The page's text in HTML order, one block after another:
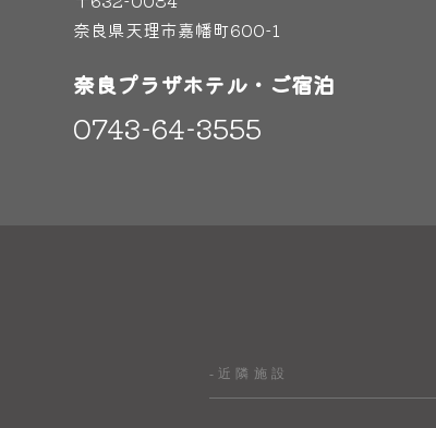
奈良県天理市嘉幡町600-1
奈良プラザホテル・ご宿泊
0743-64-3555
-近隣施設